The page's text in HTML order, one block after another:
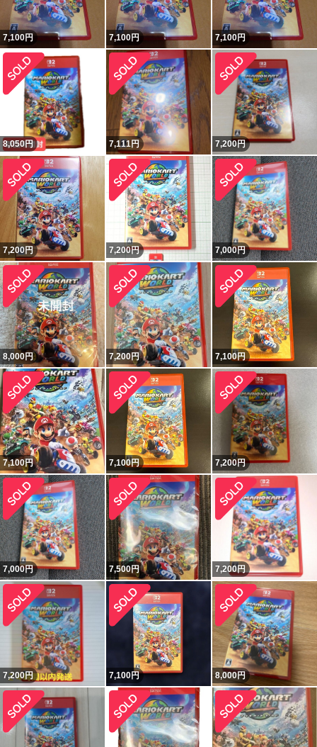
7,100円 7,100円 7,100円
8,050円 7,111円 7,200円
7,200円 7,200円 7,000円
8,000円 7,200円 7,100円
7,100円 7,100円 7,200円
7,000円 7,500円 7,200円
7,200円 7,100円 8,000円